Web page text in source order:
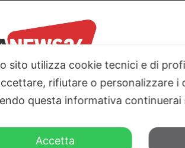
ITALIA – ESTERI PARLAMENTO
Nordio: "Restiamo al fianco dell'Ucraina"
sito utilizza cookie tecnici e di
rifiutare o personalizzare
questa informativa continuerai
Accetta